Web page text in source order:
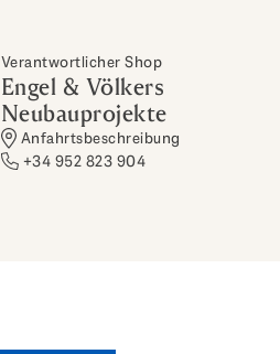
Verantwortlicher Shop
Engel & Völkers
Neubauprojekte
Anfahrtsbeschreibung
+34 952 823 904